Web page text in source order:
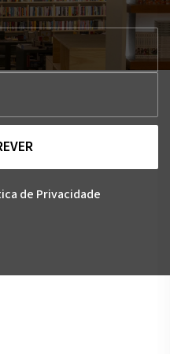
de Privacidade